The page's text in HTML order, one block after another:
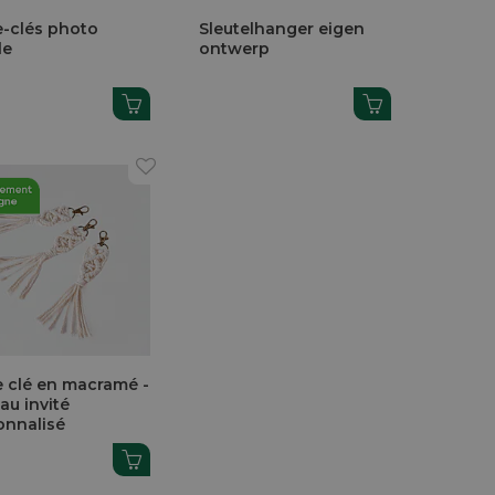
clés photo
Sleutelhanger eigen
ontwerp
clé en macramé -
invité